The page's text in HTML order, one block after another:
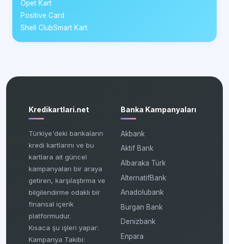
Opet Kart
Positive Card
Shell ClubSmart Kart
Kredikartlari.net
Türkiye'deki bankaların
kredi kartlarını ve bu
kartlara ait güncel
kampanyaları bir araya
getiren, karşılaştırma ve
bilgilendirme odaklı bir
finansal içerik
platformudur.
Kısaca şu işleri yapar:
Kampanya Takibi:
Banka Kampanyaları
Akbank
Aktif Bank
Albaraka Türk
AlternatifBank
Anadolubank
Burgan Bank
Denizbank
Enpara